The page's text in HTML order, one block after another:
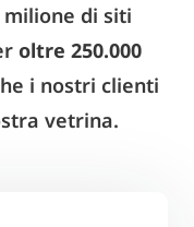
di siti
oltre 250.000
i nostri clienti
vetrina.